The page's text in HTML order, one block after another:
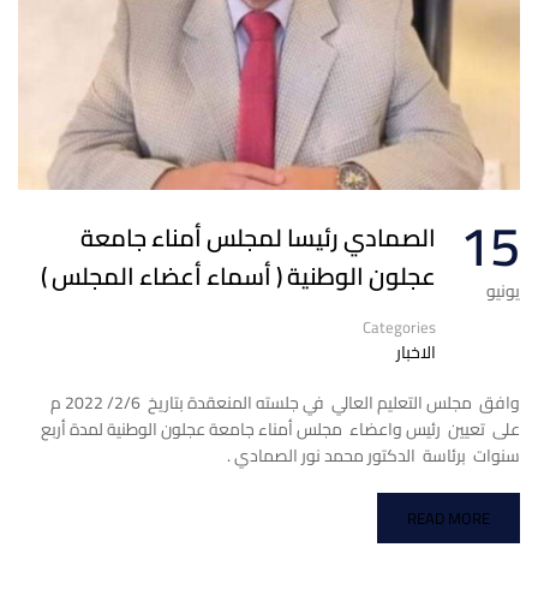
15
يونيو
الصمادي رئيسا لمجلس أمناء جامعة
عجلون الوطنية ( أسماء أعضاء المجلس )
Categories
الاخبار
وافق مجلس التعليم العالي في جلسته المنعقدة بتاريخ 2/6/ 2022 م
على تعيين رئيس واعضاء مجلس أمناء جامعة عجلون الوطنية لمدة أربع
سنوات برئاسة الدكتور محمد نور الصمادي .
READ MORE